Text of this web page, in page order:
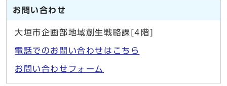
お問い合わせ
大垣市企画部地域創生戦略課[4階]
電話でのお問い合わせはこちら
お問い合わせフォーム